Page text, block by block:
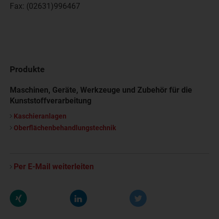
Fax: (02631)996467
Produkte
Maschinen, Geräte, Werkzeuge und Zubehör für die
Kunststoffverarbeitung
Kaschieranlagen
Oberflächenbehandlungstechnik
Per E-Mail weiterleiten